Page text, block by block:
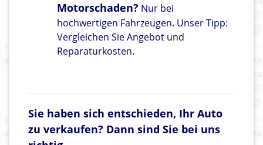
Motorschaden? Nur bei
hochwertigen Fahrzeugen. Unser Tipp:
Vergleichen Sie Angebot und
Reparaturkosten.
Sie haben sich entschieden, Ihr Auto
zu verkaufen? Dann sind Sie bei uns